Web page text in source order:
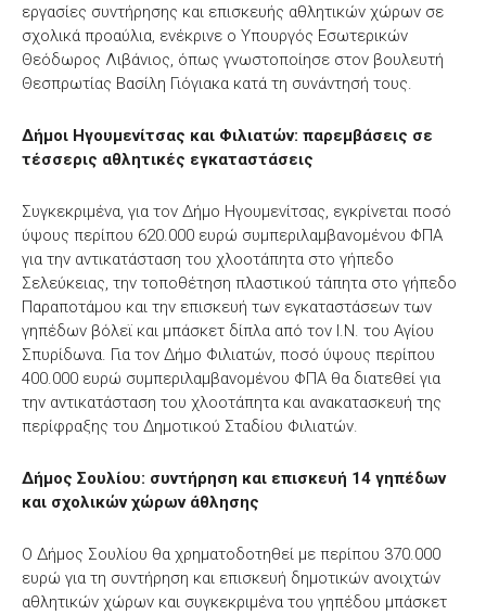
εργασίες συντήρησης και επισκευής αθλητικών χώρων σε
σχολικά προαύλια, ενέκρινε ο Υπουργός Εσωτερικών
Θεόδωρος Λιβάνιος, όπως γνωστοποίησε στον βουλευτή
Θεσπρωτίας Βασίλη Γιόγιακα κατά τη συνάντησή τους.
Δήμοι Ηγουμενίτσας και Φιλιατών: παρεμβάσεις σε
τέσσερις αθλητικές εγκαταστάσεις
Συγκεκριμένα, για τον Δήμο Ηγουμενίτσας, εγκρίνεται ποσό
ύψους περίπου 620.000 ευρώ συμπεριλαμβανομένου ΦΠΑ
για την αντικατάσταση του χλοοτάπητα στο γήπεδο
Σελεύκειας, την τοποθέτηση πλαστικού τάπητα στο γήπεδο
Παραποτάμου και την επισκευή των εγκαταστάσεων των
γηπέδων βόλεϊ και μπάσκετ δίπλα από τον Ι.Ν. του Αγίου
Σπυρίδωνα. Για τον Δήμο Φιλιατών, ποσό ύψους περίπου
400.000 ευρώ συμπεριλαμβανομένου ΦΠΑ θα διατεθεί για
την αντικατάσταση του χλοοτάπητα και ανακατασκευή της
περίφραξης του Δημοτικού Σταδίου Φιλιατών.
Δήμος Σουλίου: συντήρηση και επισκευή 14 γηπέδων
και σχολικών χώρων άθλησης
Ο Δήμος Σουλίου θα χρηματοδοτηθεί με περίπου 370.000
ευρώ για τη συντήρηση και επισκευή δημοτικών ανοιχτών
αθλητικών χώρων και συγκεκριμένα του γηπέδου μπάσκετ